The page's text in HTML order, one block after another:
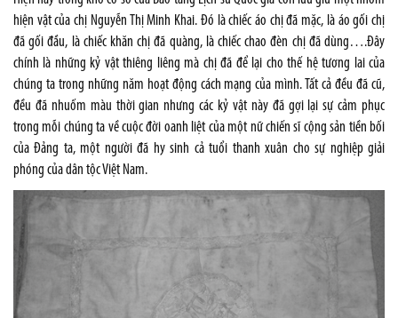
hiện vật của chị Nguyễn Thị Minh Khai. Đó là chiếc áo chị đã mặc, là áo gối chị
đã gối đầu, là chiếc khăn chị đã quàng, là chiếc chao đèn chị đã dùng….Đây
chính là những kỷ vật thiêng liêng mà chị đã để lại cho thế hệ tương lai của
chúng ta trong những năm hoạt động cách mạng của mình. Tất cả đều đã cũ,
đều đã nhuốm màu thời gian nhưng các kỷ vật này đã gợi lại sự cảm phục
trong mỗi chúng ta về cuộc đời oanh liệt của một nữ chiến sĩ cộng sản tiền bối
của Đảng ta, một người đã hy sinh cả tuổi thanh xuân cho sự nghiệp giải
phóng của dân tộc Việt Nam.